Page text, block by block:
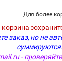
Для более
заказ, но не
суммируются.
-